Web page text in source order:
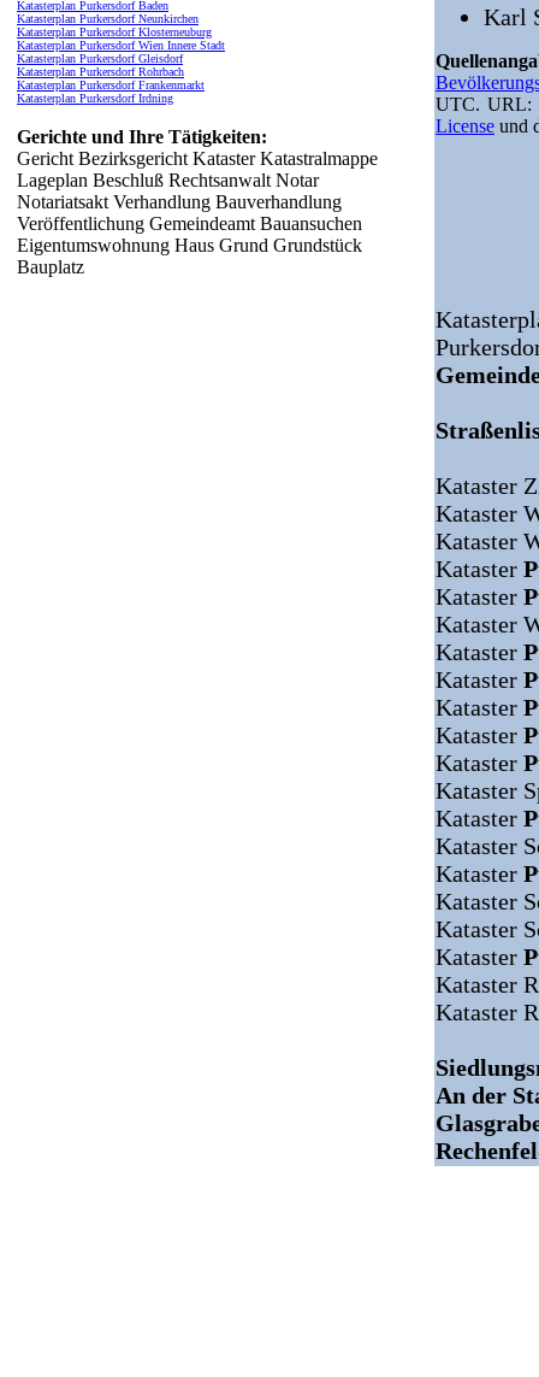
Katasterplan Purkersdorf Baden
Katasterplan Purkersdorf Neunkirchen
Katasterplan Purkersdorf Klosterneuburg
Katasterplan Purkersdorf Wien Innere Stadt
Katasterplan Purkersdorf Gleisdorf
Katasterplan Purkersdorf Rohrbach
Katasterplan Purkersdorf Frankenmarkt
Katasterplan Purkersdorf Irdning
Gerichte und Ihre Tätigkeiten:
Gericht Bezirksgericht Kataster Katastralmappe
Lageplan Beschluß Rechtsanwalt Notar
Notariatsakt Verhandlung Bauverhandlung
Veröffentlichung Gemeindeamt Bauansuchen
Eigentumswohnung Haus Grund Grundstück
Bauplatz
Karl
UTC. URL:
License und
Kataster
Kataster
Kataster
Kataster
Kataster
Kataster
Kataster
Kataster
Kataster
Kataster
Kataster
Kataster
Kataster
Kataster
Kataster
Kataster
Kataster
Kataster
Kataster
Kataster
An der